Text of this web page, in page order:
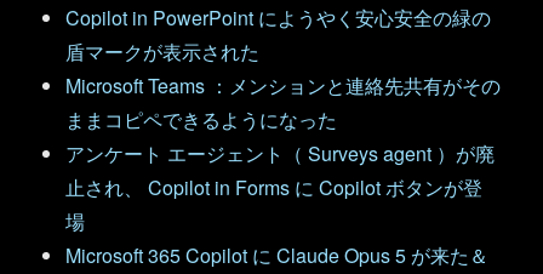
Copilot in PowerPoint にようやく安心安全の緑の
盾マークが表示された
Microsoft Teams ：メンションと連絡先共有がその
ままコピペできるようになった
アンケート エージェント（ Surveys agent ）が廃
止され、 Copilot in Forms に Copilot ボタンが登
場
Microsoft 365 Copilot に Claude Opus 5 が来た＆